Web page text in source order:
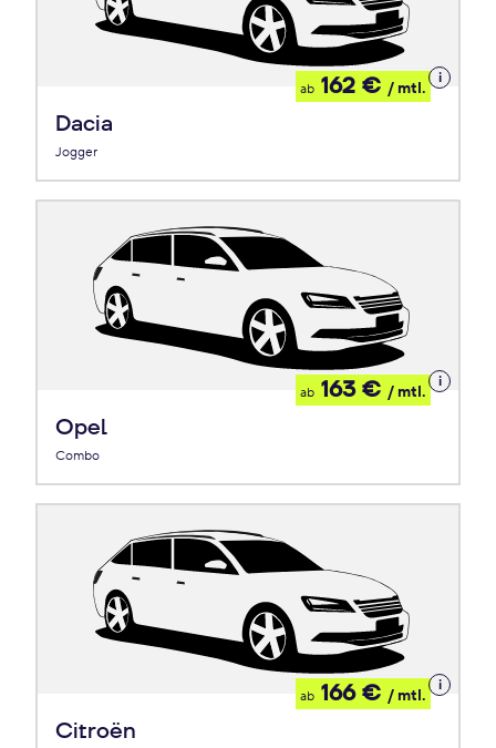
Dacia
Jogger
ab 162 € / mtl.
Details
zum
Opel
Combo
ab 163 € / mtl.
Details
zum
Citroën
ab 166 € / mtl.
Details
zum